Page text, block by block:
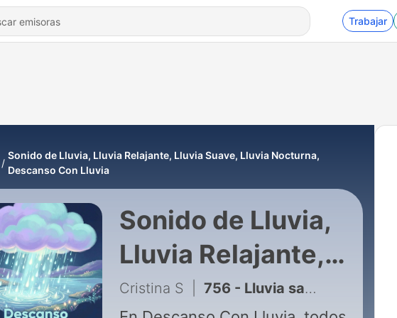
Trabajar
Sonido de Lluvia, Lluvia Relajante, Lluvia Suave, Lluvia Nocturna,
Descanso Con Lluvia
Sonido de Lluvia,
Lluvia Relajante,
Lluvia Suave,
Cristina S 756 - Lluvia sanadora para mentes inquietas y sueño restaurado